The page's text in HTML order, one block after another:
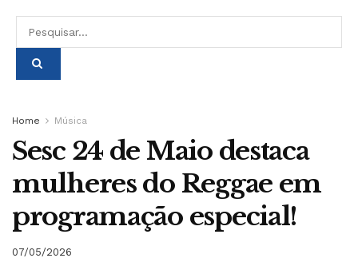
Home Música
Sesc 24 de Maio destaca
mulheres do Reggae em
programação especial!
07/05/2026